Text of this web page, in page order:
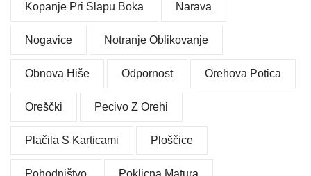
Kopanje Pri Slapu Boka Narava
Nogavice Notranje Oblikovanje
Obnova Hiše Odpornost Orehova Potica
Oreščki Pecivo Z Orehi
Plačila S Karticami Ploščice